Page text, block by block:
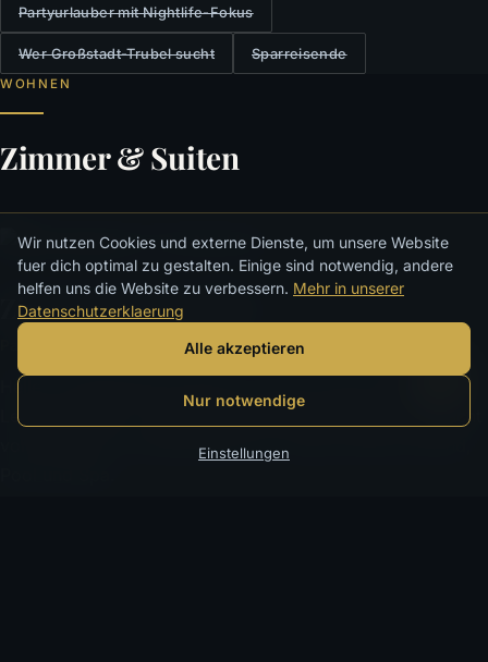
Partyurlauber mit Nightlife-Fokus
Wer Großstadt-Trubel sucht Sparreisende
WOHNEN
Zimmer & Suiten
Zimmer & Aussicht
Helle, ruhig gehaltene Räume mit dem Anspruch eines
Leading-Hotels – ausgerichtet auf Erholung über der Bucht
von Nai Harn. Ein Rückzugsort für Tage zwischen Strand,
Wir nutzen Cookies und externe Dienste, um unsere Website
fuer dich optimal zu gestalten. Einige sind notwendig, andere
helfen uns die Website zu verbessern. Mehr in unserer
Datenschutzerklaerung
Alle akzeptieren
Nur notwendige
Einstellungen